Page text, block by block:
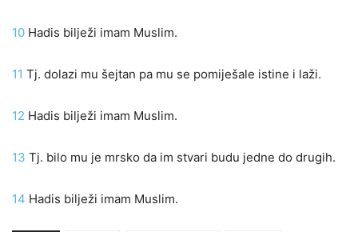
10 Hadis bilježi imam Muslim.
11 Tj. dolazi mu šejtan pa mu se pomiješale istine i laži.
12 Hadis bilježi imam Muslim.
13 Tj. bilo mu je mrsko da im stvari budu jedne do drugih.
14 Hadis bilježi imam Muslim.